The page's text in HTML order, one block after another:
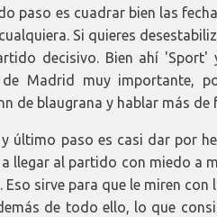
paso es cuadrar bien las
Si quieres
decisivo. Bien ahí 'Sport'
Madrid muy importante,
de blaugrana y hablar más
y último paso es casi dar por
llegar al partido con miedo a
Eso sirve para que le miren
de todo ello, lo que